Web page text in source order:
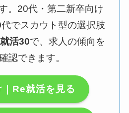
。20代・第二新卒向け
でスカウト型の選択肢
活30で、求人の傾向を
認できます。
Re就活を見る